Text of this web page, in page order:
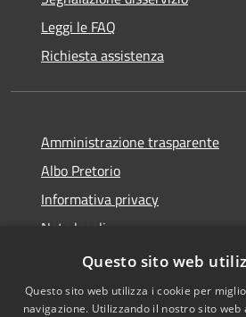
Leggi le FAQ
Richiesta assistenza
Amministrazione trasparente
Albo Pretorio
Informativa privacy
Note legali
Dichiarazione di accessibilità
Questo sito web
Questo sito web utilizza i cookie per
navigazione. Utilizzando il nostro sito